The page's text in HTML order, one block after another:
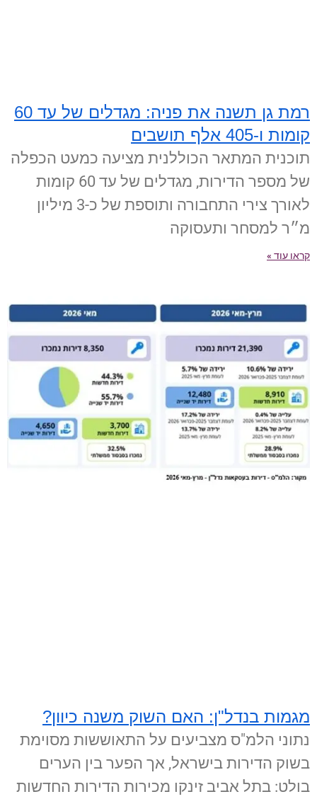
רמת גן תשנה את פניה: מגדלים של עד 60
קומות ו-405 אלף תושבים
תוכנית המתאר הכוללנית מציעה כמעט הכפלה
של מספר הדירות, מגדלים של עד 60 קומות
לאורך צירי התחבורה ותוספת של כ-3 מיליון
מ״ר למסחר ותעסוקה
קראו עוד »
מגמות בנדל"ן: האם השוק משנה כיוון?
נתוני הלמ"ס מצביעים על התאוששות מסוימת
בשוק הדירות בישראל, אך הפער בין הערים
בולט: בתל אביב זינקו מכירות הדירות החדשות